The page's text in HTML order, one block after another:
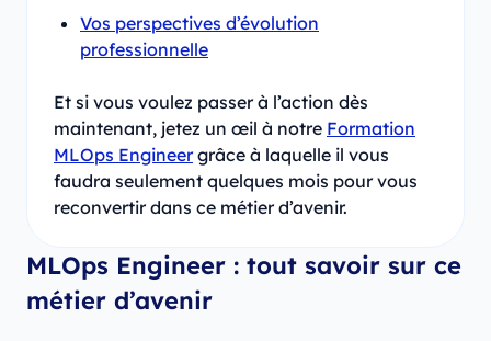
Vos perspectives d’évolution
professionnelle
Et si vous voulez passer à l’action dès
maintenant, jetez un œil à notre Formation
MLOps Engineergrâce à laquelle il vous
faudra seulement quelques mois pour vous
reconvertir dans ce métier d’avenir.
MLOps Engineer : tout savoir sur ce
métier d’avenir